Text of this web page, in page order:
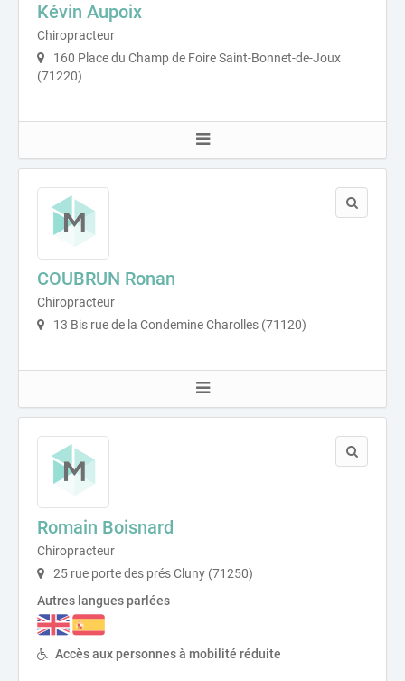
Kévin Aupoix
Chiropracteur
160 Place du Champ de Foire Saint-Bonnet-de-Joux
(71220)
COUBRUN Ronan
Chiropracteur
13 Bis rue de la Condemine Charolles (71120)
Romain Boisnard
Chiropracteur
25 rue porte des prés Cluny (71250)
Autres langues parlées
Accès aux personnes à mobilité réduite